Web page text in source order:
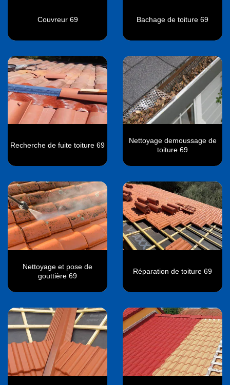
Couvreur 69 Bachage de toiture 69
Recherche de fuite toiture 69
Nettoyage demoussage de
toiture 69
Nettoyage et pose de
gouttière 69
Réparation de toiture 69